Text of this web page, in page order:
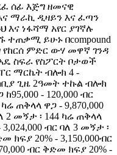
ሰፊ እጅግ ዘመናዊ
ማራኪ ዲዛይን እና ፈጣን
እና ነፋሻማ አየር ያገኛሉ
ተጠቃሚ ይሁኑ በcompound
ምድር ውሃ መዋኛ ገንዳ
ስፍራ የስፖርት ቦታወች
ማርኬት ብሎክ 4 -
ጊዜ 2ዓመት ተኩል ብሎክ
- 120,000 ብር
ጠቅላላ ዋጋ - 9,870,000
2 መኝታ ፡ 144 ካሬ ጠቅላላ
ብር ባለ 3 መኝታ ፡
ክፍያ 20% - 3,150,000ብር
ብር ቅድመ ክፍያ 20% -